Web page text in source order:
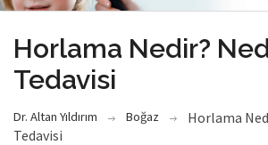
Horlama Nedir?
Tedavisi
Dr. Altan Yıldırım Boğaz
Horlama
Tedavisi